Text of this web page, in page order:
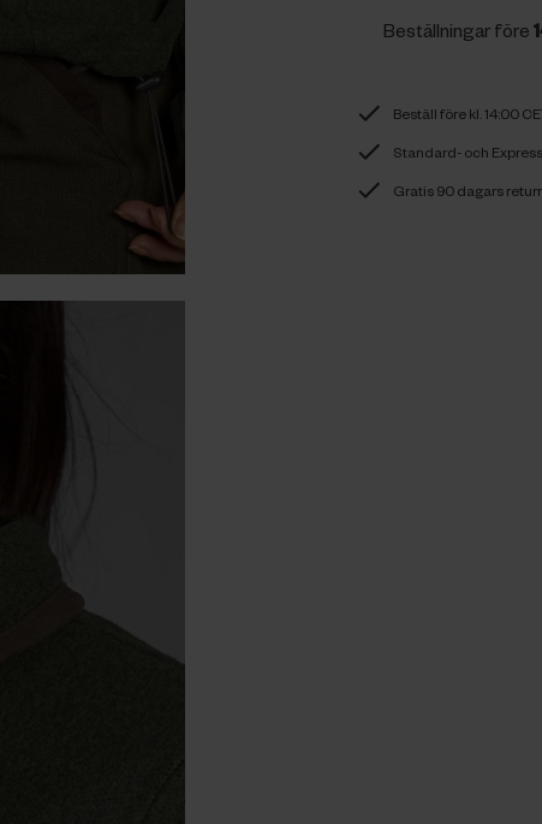
Beställningar före
Beställ före kl. 14:00
Standard- och
Gratis 90 dagars